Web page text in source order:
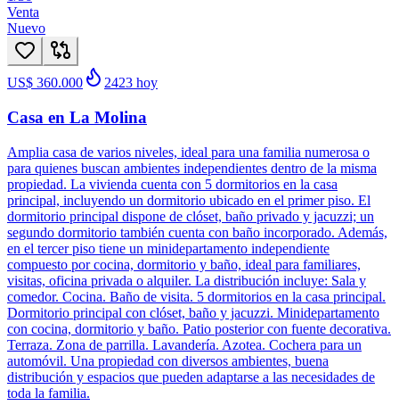
Venta
Nuevo
US$ 360.000 2423 hoy
Casa en La Molina
Amplia casa de varios niveles, ideal para una familia numerosa o
para quienes buscan ambientes independientes dentro de la misma
propiedad. La vivienda cuenta con 5 dormitorios en la casa
principal, incluyendo un dormitorio ubicado en el primer piso. El
dormitorio principal dispone de clóset, baño privado y jacuzzi; un
segundo dormitorio también cuenta con baño incorporado. Además,
en el tercer piso tiene un minidepartamento independiente
compuesto por cocina, dormitorio y baño, ideal para familiares,
visitas, oficina privada o alquiler. La distribución incluye: Sala y
comedor. Cocina. Baño de visita. 5 dormitorios en la casa principal.
Dormitorio principal con clóset, baño y jacuzzi. Minidepartamento
con cocina, dormitorio y baño. Patio posterior con fuente decorativa.
Terraza. Zona de parrilla. Lavandería. Azotea. Cochera para un
automóvil. Una propiedad con diversos ambientes, buena
distribución y espacios que pueden adaptarse a las necesidades de
toda la familia.